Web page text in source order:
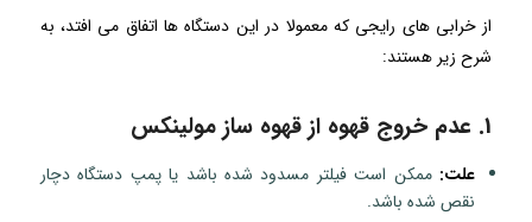
از خرابی های رایجی که معمولا در این دستگاه ها اتفاق می افتد، به
شرح زیر هستند:
1. عدم خروج قهوه از قهوه ساز مولینکس
علت: ممکن است فیلتر مسدود شده باشد یا پمپ دستگاه دچار
نقص شده باشد.